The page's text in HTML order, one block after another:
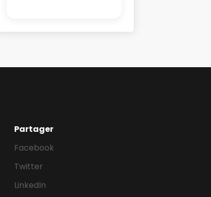
Partager
Facebook
Twitter
LinkedIn